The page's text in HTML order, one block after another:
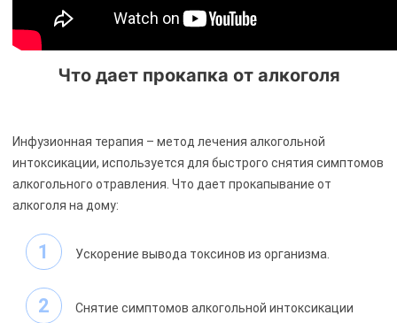
Что дает прокапка от алкоголя
Инфузионная терапия – метод лечения алкогольной
интоксикации, используется для быстрого снятия симптомов
алкогольного отравления. Что дает прокапывание от
алкоголя на дому:
Ускорение вывода токсинов из организма.
Снятие симптомов алкогольной интоксикации